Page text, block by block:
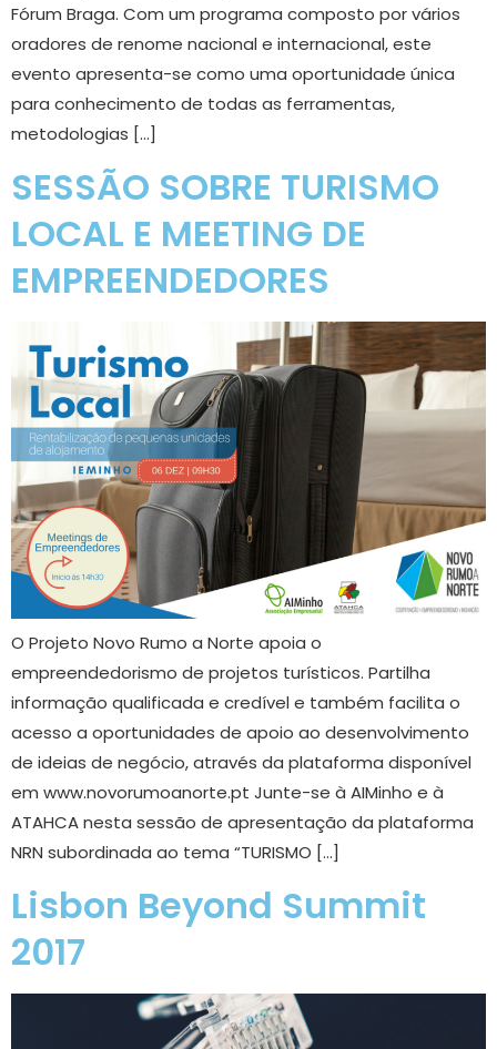
Fórum Braga. Com um programa composto por vários
oradores de renome nacional e internacional, este
evento apresenta-se como uma oportunidade única
para conhecimento de todas as ferramentas,
metodologias […]
SESSÃO SOBRE TURISMO
LOCAL E MEETING DE
EMPREENDEDORES
O Projeto Novo Rumo a Norte apoia o
empreendedorismo de projetos turísticos. Partilha
informação qualificada e credível e também facilita o
acesso a oportunidades de apoio ao desenvolvimento
de ideias de negócio, através da plataforma disponível
em www.novorumoanorte.pt Junte-se à AIMinho e à
ATAHCA nesta sessão de apresentação da plataforma
NRN subordinada ao tema “TURISMO […]
Lisbon Beyond Summit
2017